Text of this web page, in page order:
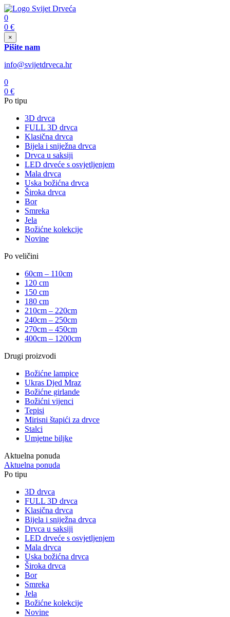
0
0 €
×
Pišite nam
info@svijetdrveca.hr
0
0 €
Po tipu
3D drvca
FULL 3D drvca
Klasična drvca
Bijela i sniježna drvca
Drvca u saksiji
LED drveće s osvjetljenjem
Mala drvca
Uska božićna drvca
Široka drvca
Bor
Smreka
Jela
Božićne kolekcije
Novine
Po veličini
60cm – 110cm
120 cm
150 cm
180 cm
210cm – 220cm
240cm – 250cm
270cm – 450cm
400cm – 1200cm
Drugi proizvodi
Božićne lampice
Ukras Djed Mraz
Božićne girlande
Božićni vijenci
Tepisi
Mirisni štapići za drvce
Stalci
Umjetne biljke
Aktuelna ponuda
Aktuelna ponuda
Po tipu
3D drvca
FULL 3D drvca
Klasična drvca
Bijela i sniježna drvca
Drvca u saksiji
LED drveće s osvjetljenjem
Mala drvca
Uska božićna drvca
Široka drvca
Bor
Smreka
Jela
Božićne kolekcije
Novine